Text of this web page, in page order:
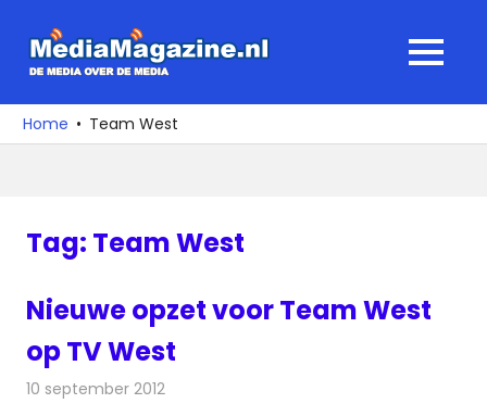
naar
media
over
MENU
Home Team West
Tag: Team West
Nieuwe opzet voor Team West
op TV West
10 september 2012